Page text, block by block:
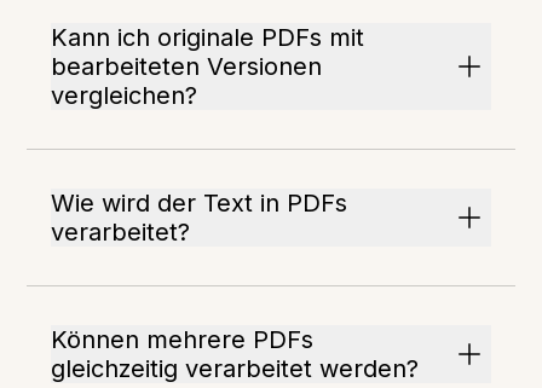
Kann ich originale PDFs mit
bearbeiteten Versionen
vergleichen?
Wie wird der Text in PDFs
verarbeitet?
Können mehrere PDFs
gleichzeitig verarbeitet werden?